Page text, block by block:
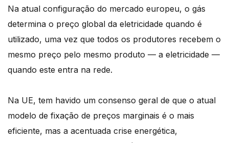
Na atual configuração do mercado europeu, o gás
determina o preço global da eletricidade quando é
utilizado, uma vez que todos os produtores recebem o
mesmo preço pelo mesmo produto — a eletricidade —
quando este entra na rede.
Na UE, tem havido um consenso geral de que o atual
modelo de fixação de preços marginais é o mais
eficiente, mas a acentuada crise energética,